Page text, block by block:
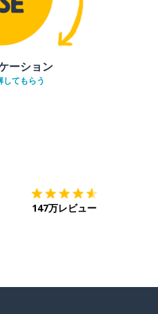
ーション
してもらう
147万レビュー